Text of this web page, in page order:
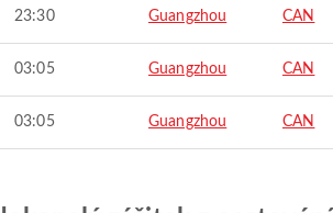
23:30 Guangzhou CAN
03:05 Guangzhou CAN
03:05 Guangzhou CAN